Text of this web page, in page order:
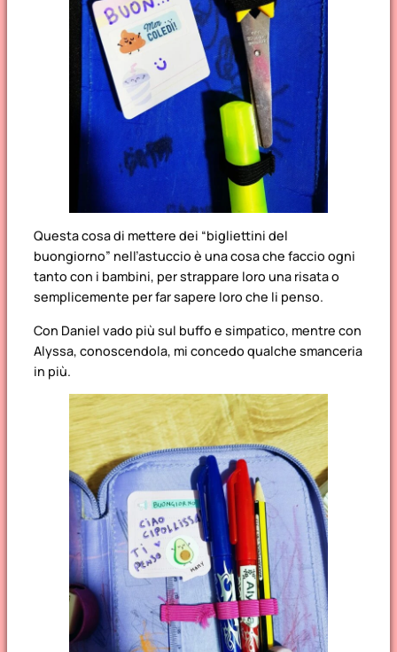
Questa cosa di mettere dei “bigliettini del
buongiorno” nell’astuccio è una cosa che faccio ogni
tanto con i bambini, per strappare loro una risata o
semplicemente per far sapere loro che li penso.
Con Daniel vado più sul buffo e simpatico, mentre con
Alyssa, conoscendola, mi concedo qualche smanceria
in più.